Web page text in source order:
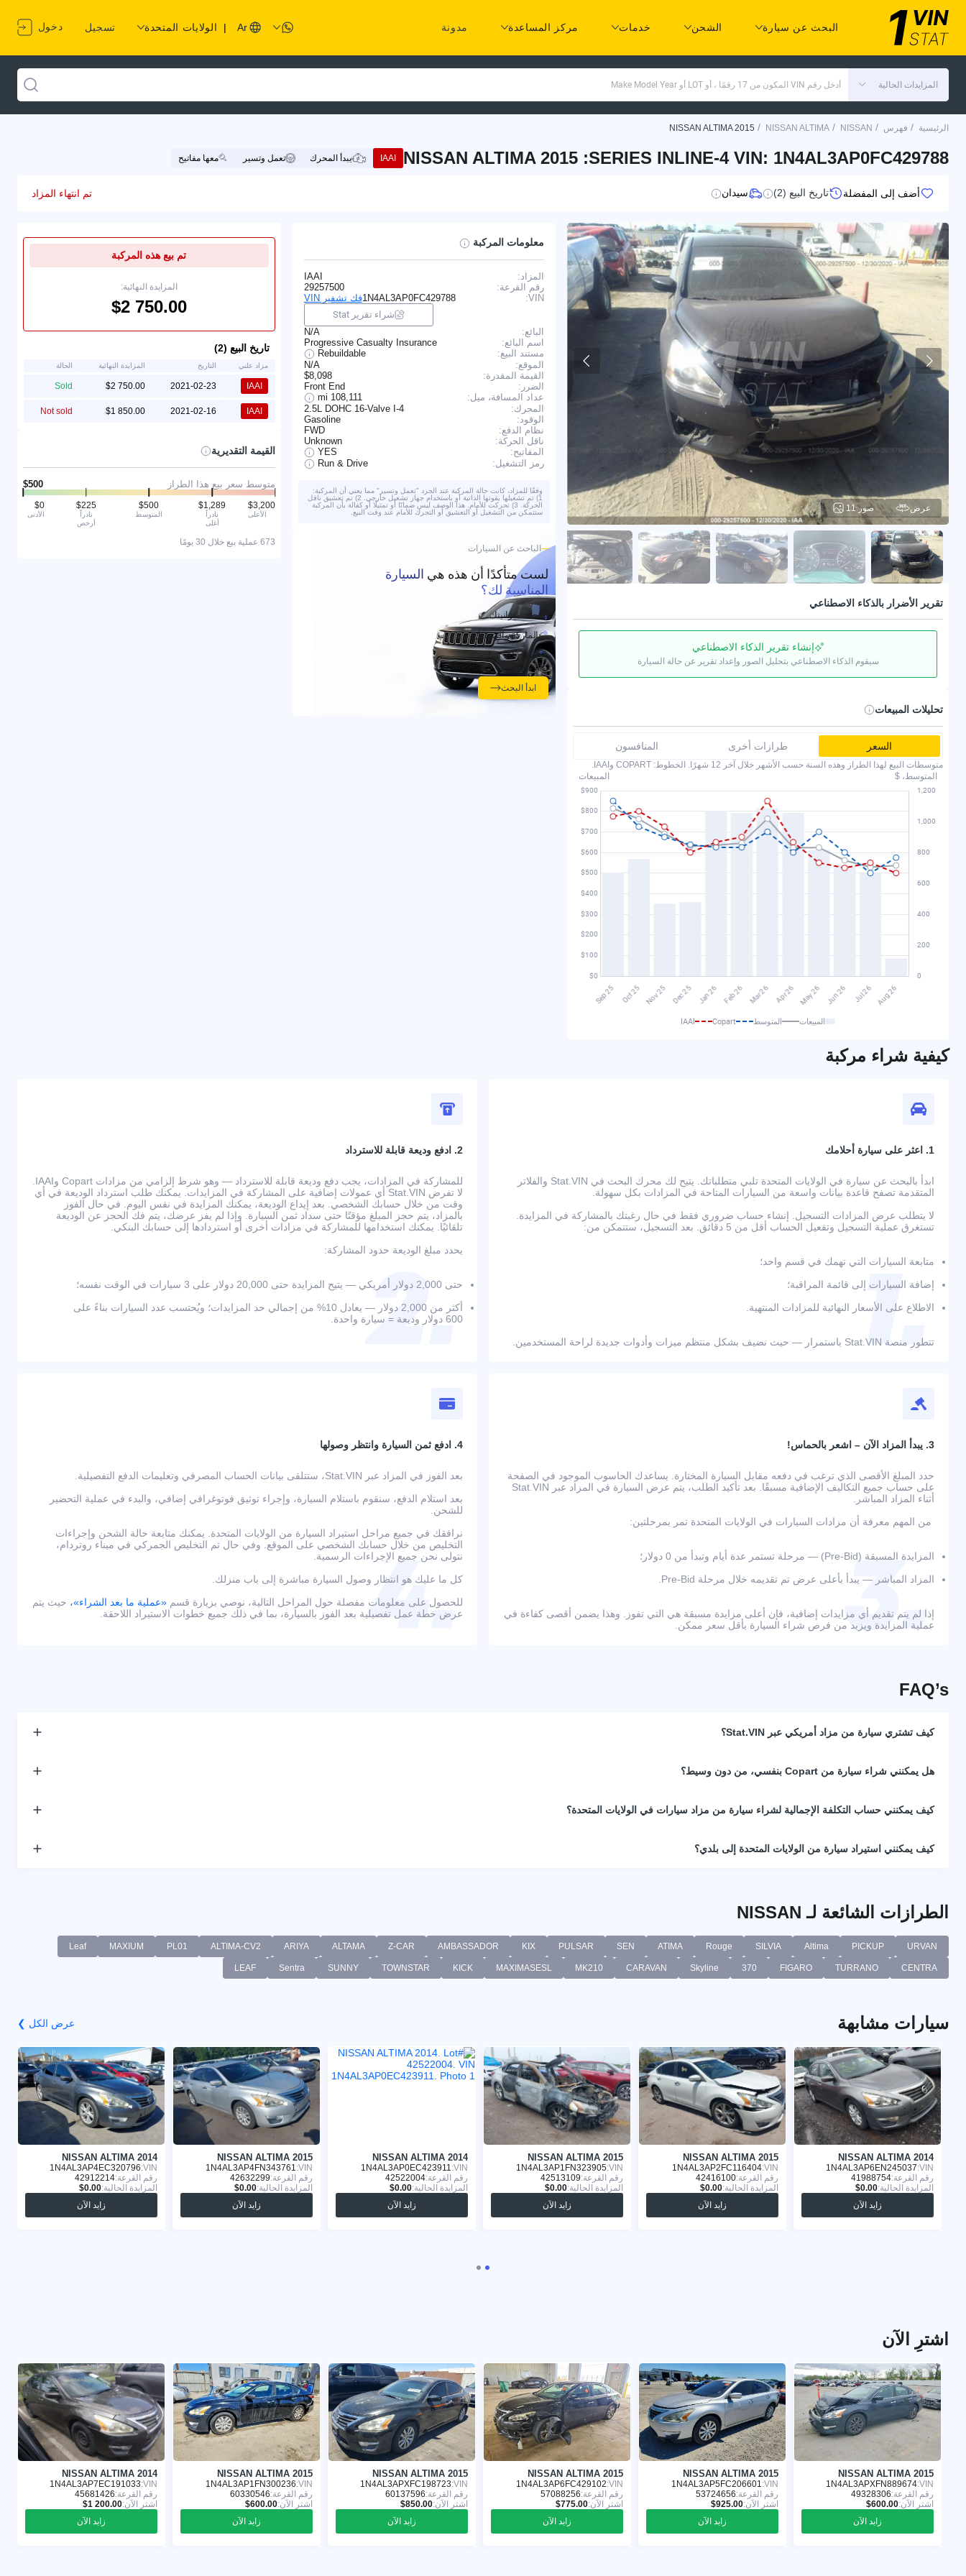
البحث عن سيارة الشحن خدمات مركز المساعدة مدونة Ar
| الولايات المتحدة تسجيل دخول
المزايدات الحالية أدخل رقم VIN المكون من 17 رقمًا ، أو LOT أو Make Model Year
الرئيسية / فهرس /
NISSAN
/
NISSAN ALTIMA
/
NISSAN ALTIMA 2015
NISSAN ALTIMA 2015 :SERIES INLINE-4 VIN: 1N4AL3AP0FC429788
IAAI يبدأ المحرك تعمل وتسير معها مفاتيح
أضف إلى المفضلة تاريخ البيع (2) سيدان تم انتهاء المزاد
11 صور عرض
تقرير الأضرار بالذكاء الاصطناعي
إنشاء تقرير الذكاء الاصطناعي
سيقوم الذكاء الاصطناعي بتحليل الصور وإعداد تقرير عن حالة السيارة
تحليلات المبيعات
السعر طرازات أخرى المنافسون
متوسطات البيع لهذا الطراز وهذه السنة حسب الأشهر خلال آخر 12 شهرًا. الخطوط: COPART وIAAI.
المتوسط، $
المبيعات
المبيعات المتوسط Copart
IAAI
معلومات المركبة
المزاد:
IAAI
رقم القرعة:
29257500
VIN:
1N4AL3AP0FC429788فك تشفير VIN
شراء تقرير Stat
البائع:
N/A
اسم البائع:
Progressive Casualty Insurance
مستند البيع:
Rebuildable
الموقع:
N/A
القيمة المقدرة:
$8,098
الضرر:
Front End
عداد المسافة، ميل:
108,111 mi
المحرك:
2.5L DOHC 16-Valve I-4
الوقود:
Gasoline
نظام الدفع:
FWD
ناقل الحركة:
Unknown
المفاتيح:
YES
رمز التشغيل:
Run & Drive
وفقًا للمزاد، كانت حالة المركبة عند الجرد "تعمل وتسير" مما يعني أن المركبة:
1) تم تشغيلها بقوتها الذاتية أو باستخدام جهاز تشغيل خارجي. 2) تم تعشيق ناقل
الحركة. 3) تحركت للأمام. هذا الوصف ليس ضمانًا أو تمثيلًا أو كفالة بأن المركبة
ستتمكن من التشغيل أو التعشيق أو التحرك للأمام عند وقت البيع.
الباحث عن السيارات
لست متأكدًا أن هذه هي السيارة
المناسبة لك؟
حدد ميزانيتك
الماركة والموديل
أفضل 20 سيارة
ابدأ البحث
تم بيع هذه المركبة
المزايدة النهائية:
⁦$2 750.00⁩
تاريخ البيع (2)
مزاد علني التاريخ المزايدة النهائية الحالة
IAAI
2021-02-23
⁦$2 750.00⁩
Sold
IAAI
2021-02-16
⁦$1 850.00⁩
Not sold
القيمة التقديرية
متوسط سعر بيع هذا الطراز
الأدنى
⁦$225⁩
نادراً
أرخص
المتوسط
نادراً
أغلى
⁦$3,200⁩
الأعلى
673 عملية بيع خلال 30 يومًا
كيفية شراء مركبة
1. اعثر على سيارة أحلامك
ابدأ بالبحث عن سيارة في الولايات المتحدة تلبي متطلباتك. يتيح لك محرك البحث في Stat.VIN والفلاتر
المتقدمة تصفح قاعدة بيانات واسعة من السيارات المتاحة في المزادات بكل سهولة.
لا يتطلب عرض المزادات التسجيل. إنشاء حساب ضروري فقط في حال رغبتك بالمشاركة في المزايدة.
تستغرق عملية التسجيل وتفعيل الحساب أقل من 5 دقائق. بعد التسجيل، ستتمكن من:
متابعة السيارات التي تهمك في قسم واحد؛
إضافة السيارات إلى قائمة المراقبة؛
الاطلاع على الأسعار النهائية للمزادات المنتهية.
تتطور منصة Stat.VIN باستمرار — حيث نضيف بشكل منتظم ميزات وأدوات جديدة لراحة المستخدمين.
2. ادفع وديعة قابلة للاسترداد
لا تفرض Stat.VIN أي عمولات إضافية على المشاركة في المزايدات. يمكنك طلب استرداد الوديعة في أي
وقت من خلال حسابك الشخصي. بعد إيداع الوديعة، يمكنك المزايدة في نفس اليوم. في حال الفوز
بالمزاد، يتم حجز المبلغ مؤقتًا حتى سداد ثمن السيارة. وإذا لم يفز عرضك، يتم فك الحجز عن الوديعة
تلقائيًا. يمكنك استخدامها للمشاركة في مزادات أخرى أو استردادها إلى حسابك البنكي.
يحدد مبلغ الوديعة حدود المشاركة:
حتى 2,000 دولار أمريكي — يتيح المزايدة حتى 20,000 دولار على 3 سيارات في الوقت نفسه؛
أكثر من 2,000 دولار — يعادل 10% من إجمالي حد المزايدات؛ ويُحتسب عدد السيارات بناءً على
600 دولار وديعة = سيارة واحدة.
3. يبدأ المزاد الآن – اشعر بالحماس!
حدد المبلغ الأقصى الذي ترغب في دفعه مقابل السيارة المختارة. يساعدك الحاسوب الموجود في الصفحة
على حساب جميع التكاليف الإضافية مسبقًا. بعد تأكيد الطلب، يتم عرض السيارة في المزاد عبر Stat.VIN
أثناء المزاد المباشر.
من المهم معرفة أن مزادات السيارات في الولايات المتحدة تمر بمرحلتين:
المزايدة المسبقة (Pre-Bid) — مرحلة تستمر عدة أيام وتبدأ من 0 دولار؛
المزاد المباشر — يبدأ بأعلى عرض تم تقديمه خلال مرحلة Pre-Bid.
إذا لم يتم تقديم أي مزايدات إضافية، فإن أعلى مزايدة مسبقة هي التي تفوز. وهذا يضمن أقصى كفاءة في
عملية المزايدة ويزيد من فرص شراء السيارة بأقل سعر ممكن.
4. ادفع ثمن السيارة وانتظر وصولها
بعد الفوز في المزاد عبر Stat.VIN، ستتلقى بيانات الحساب المصرفي وتعليمات الدفع التفصيلية.
بعد استلام الدفع، سنقوم باستلام السيارة، وإجراء توثيق فوتوغرافي إضافي، والبدء في عملية التحضير
للشحن.
نرافقك في جميع مراحل استيراد السيارة من الولايات المتحدة. يمكنك متابعة حالة الشحن وإجراءات
التخليص من خلال حسابك الشخصي على الموقع. وفي حال تم التخليص الجمركي في ميناء روتردام،
نتولى نحن جميع الإجراءات الرسمية.
كل ما عليك هو انتظار وصول السيارة مباشرة إلى باب منزلك.
للحصول على معلومات مفصلة حول المراحل التالية، نوصي بزيارة قسم «عملية ما بعد الشراء»، حيث يتم
عرض خطة عمل تفصيلية بعد الفوز بالسيارة، بما في ذلك جميع خطوات الاستيراد اللاحقة.
FAQ’s
كيف تشتري سيارة من مزاد أمريكي عبر Stat.VIN؟
هل يمكنني شراء سيارة من Copart بنفسي، من دون وسيط؟
كيف يمكنني حساب التكلفة الإجمالية لشراء سيارة من مزاد سيارات في الولايات المتحدة؟
كيف يمكنني استيراد سيارة من الولايات المتحدة إلى بلدي؟
الطرازات الشائعة لـ NISSAN
URVAN
PICKUP
Altima
SILVIA
Rouge
ATIMA
SEN
PULSAR
KIX
AMBASSADOR
Z-CAR
ALTAMA
ARIYA
ALTIMA-CV2
PL01
MAXIUM
Leaf
CENTRA
TURRANO
FIGARO
370
Skyline
CARAVAN
MK210
MAXIMASESL
KICK
TOWNSTAR
SUNNY
Sentra
LEAF
سيارات مشابهة عرض الكل ❯
NISSAN ALTIMA 2014
VIN:
1N4AL3AP6EN245037
رقم القرعة:41988754
المزايدة الحالية:
زايد الآن
NISSAN ALTIMA 2015
VIN:
1N4AL3AP2FC116404
رقم القرعة:42416100
المزايدة الحالية:
زايد الآن
NISSAN ALTIMA 2015
VIN:
1N4AL3AP1FN323905
رقم القرعة:42513109
المزايدة الحالية:
زايد الآن
NISSAN ALTIMA 2014
VIN:
1N4AL3AP0EC423911
رقم القرعة:42522004
المزايدة الحالية:
زايد الآن
NISSAN ALTIMA 2015
VIN:
1N4AL3AP4FN343761
رقم القرعة:42632299
المزايدة الحالية:
زايد الآن
NISSAN ALTIMA 2014
VIN:
1N4AL3AP4EC320796
رقم القرعة:42912214
المزايدة الحالية:
زايد الآن
اشترِ الآن
NISSAN ALTIMA 2015
VIN:
1N4AL3APXFN889674
رقم القرعة:49328306
اشترِ الآن:
زايد الآن
NISSAN ALTIMA 2015
VIN:
1N4AL3AP5FC206601
رقم القرعة:53724656
اشترِ الآن:
زايد الآن
NISSAN ALTIMA 2015
VIN:
1N4AL3AP6FC429102
رقم القرعة:57088256
اشترِ الآن:
زايد الآن
NISSAN ALTIMA 2015
VIN:
1N4AL3APXFC198723
رقم القرعة:60137596
اشترِ الآن:
زايد الآن
NISSAN ALTIMA 2015
VIN:
1N4AL3AP1FN300236
رقم القرعة:60330546
اشترِ الآن:
زايد الآن
NISSAN ALTIMA 2014
VIN:
1N4AL3AP7EC191033
رقم القرعة:45681426
اشترِ الآن:
زايد الآن